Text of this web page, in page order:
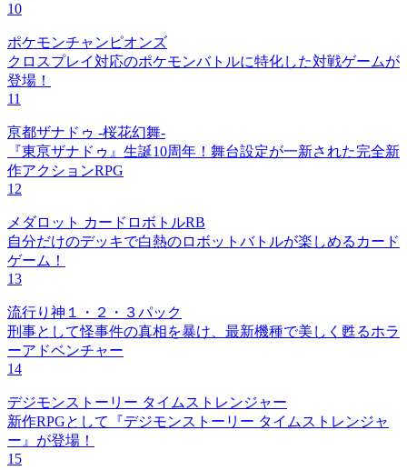
10
ポケモンチャンピオンズ
クロスプレイ対応のポケモンバトルに特化した対戦ゲームが
登場！
11
亰都ザナドゥ -桜花幻舞-
『東亰ザナドゥ』生誕10周年！舞台設定が一新された完全新
作アクションRPG
12
メダロット カードロボトルRB
自分だけのデッキで白熱のロボットバトルが楽しめるカード
ゲーム！
13
流行り神１・２・３パック
刑事として怪事件の真相を暴け、最新機種で美しく甦るホラ
ーアドベンチャー
14
デジモンストーリー タイムストレンジャー
新作RPGとして『デジモンストーリー タイムストレンジャ
ー』が登場！
15